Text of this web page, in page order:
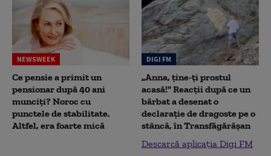
NEWSWEEK
Ce pensie a primit un
pensionar după 40 ani
munciți? Noroc cu
punctele de stabilitate.
Altfel, era foarte mică
DIGI FM
„Anna, ţine-ţi prostul
acasă!" Reacţii după ce un
bărbat a desenat o
declaraţie de dragoste pe o
stâncă, în Transfăgărăşan
Descarcă aplicația Digi FM